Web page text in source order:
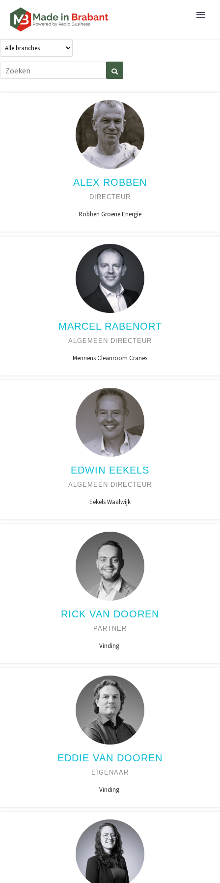
ALEX ROBBEN
DIRECTEUR
Robben Groene Energie
MARCEL RABENORT
ALGEMEEN DIRECTEUR
Mennens Cleanroom Cranes
EDWIN EEKELS
ALGEMEEN DIRECTEUR
Eekels Waalwijk
RICK VAN DOOREN
PARTNER
Vinding.
EDDIE VAN DOOREN
EIGENAAR
Vinding.